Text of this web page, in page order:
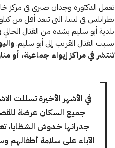
تعمل الدكتورة وجدان صبري في مركز
بطرابلس في ليبيا، التي تبعد أقل
بلدية أبو سليم بشدة من القتال
بسبب القتال القريب إلى أبو سليم.
تنتشر في مراكز إيواء جماعية، أو
في الأشهر الأخيرة تسللت
جميع السكان عرضة
جدرانها خدوش الشظايا،
الآباء على سلامة أطفالهم